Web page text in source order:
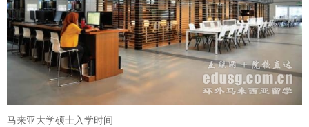
马来亚大学硕士入学时间